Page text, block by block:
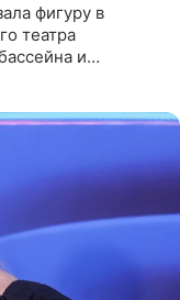
фигуру в
театра
и